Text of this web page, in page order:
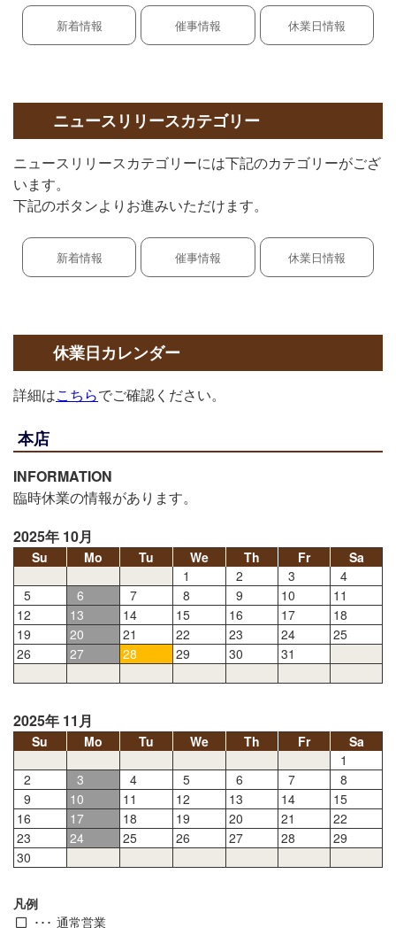
新着情報 催事情報 休業日情報
ニュースリリースカテゴリー
ニュースリリースカテゴリーには下記のカテゴリーがござ
います。
下記のボタンよりお進みいただけます。
新着情報 催事情報 休業日情報
休業日カレンダー
詳細はこちらでご確認ください。
本店
INFORMATION
臨時休業の情報があります。
2025年 10月
Su Mo Tu We Th Fr
Sa
1
2 3
4
5
6 7 8 9 10
11
12
13 14 15 16 17
18
19
20 21 22 23 24
25
26
27 28 29 30 31
2025年 11月
Su Mo Tu We Th Fr
Sa
1
2
3 4 5 6 7
8
9
10 11 12 13 14
15
16
17 18 19 20 21
22
23
24 25 26 27 28
29
30
凡例
通常営業